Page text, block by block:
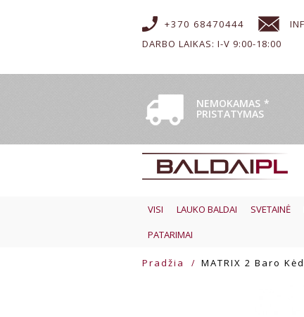
+370 68470444
DARBO LAIKAS: I-V 9:00-18:00
NEMOKAMAS
PRISTATYMAS
*
VISI LAUKO BALDAI SVETAINĖ
PATARIMAI
Pradžia MATRIX 2 Baro